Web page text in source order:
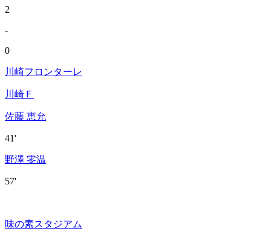
2
-
0
川崎フロンターレ
川崎Ｆ
佐藤 恵允
41'
野澤 零温
57'
味の素スタジアム